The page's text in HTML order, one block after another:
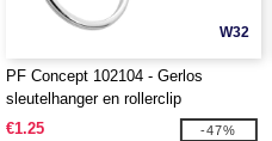
W32
PF Concept 102104 - Gerlos
sleutelhanger en rollerclip
€1.25
-47%